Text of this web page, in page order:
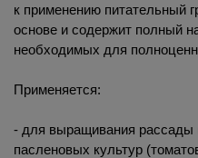
к применению питательный
основе и содержит полный
необходимых для
Применяется:
- для выращивания рассады
пасленовых культур